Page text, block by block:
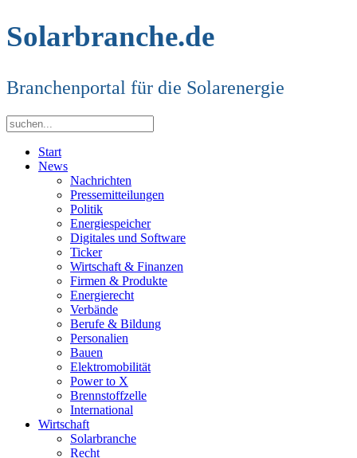
Solarbranche.de
Branchenportal für die Solarenergie
Start
News
Nachrichten
Pressemitteilungen
Politik
Energiespeicher
Digitales und Software
Ticker
Wirtschaft & Finanzen
Firmen & Produkte
Energierecht
Verbände
Berufe & Bildung
Personalien
Bauen
Elektromobilität
Power to X
Brennstoffzelle
International
Wirtschaft
Solarbranche
Recht